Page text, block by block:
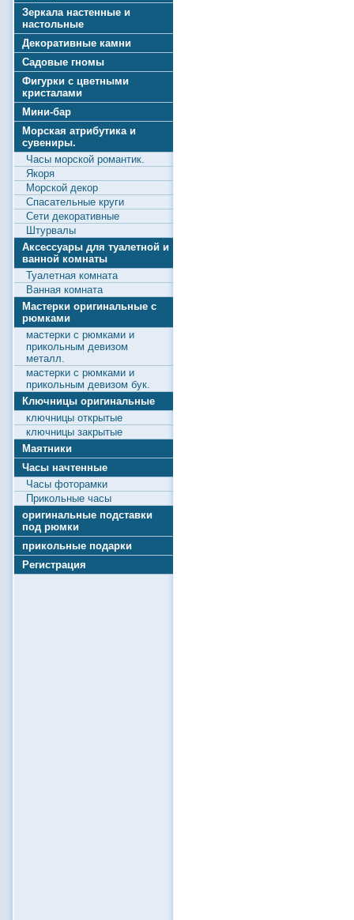
Зеркала настенные и
настольные
Декоративные камни
Садовые гномы
Фигурки с цветными
кристалами
Мини-бар
Морская атрибутика и
сувениры.
Часы морской романтик.
Якоря
Морской декор
Спасательные круги
Сети декоративные
Штурвалы
Аксессуары для туалетной и
ванной комнаты
Туалетная комната
Ванная комната
Мастерки оригинальные с
рюмками
мастерки с рюмками и
прикольным девизом
металл.
мастерки с рюмками и
прикольным девизом бук.
Ключницы оригинальные
ключницы открытые
ключницы закрытые
Маятники
Часы начтенные
Часы фоторамки
Прикольные часы
оригинальные подставки
под рюмки
прикольные подарки
Регистрация